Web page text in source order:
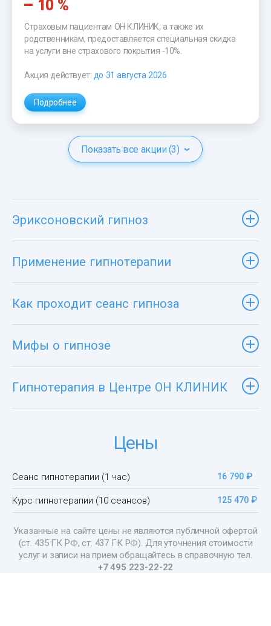
10 %
Страховым пациентам ОН КЛИНИК, а также их
родственникам, предоставляется специальная скидка
на услуги вне страхового покрытия -10%.
Акция действует: до 31 августа 2026
Подробнее
Показать все акции (3)
Эриксоновский гипноз
Применение гипнотерапии
Как проходит сеанс гипноза
Мифы о гипнозе
Гипнотерапия в Центре ОН КЛИНИК
Цены
Сеанс гипнотерапии (1 час) 16 790 ₽
Курс гипнотерапии (10 сеансов) 125 470 ₽
Указанные на сайте цены не являются публичной офертой
(ст. 435 ГК РФ, ст. 437 ГК РФ). Для уточнения стоимости
услуг и записи на прием обращайтесь в справочную тел.
+7 495 223-22-22